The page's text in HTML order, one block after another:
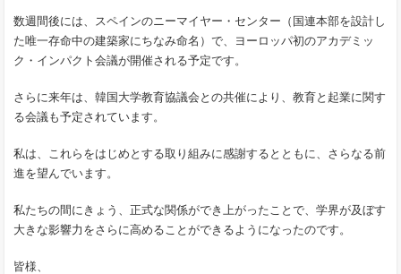
数週間後には、スペインのニーマイヤー・センター（国連本部を設計し
た唯一存命中の建築家にちなみ命名）で、ヨーロッパ初のアカデミッ
ク・インパクト会議が開催される予定です。
さらに来年は、韓国大学教育協議会との共催により、教育と起業に関す
る会議も予定されています。
私は、これらをはじめとする取り組みに感謝するとともに、さらなる前
進を望んでいます。
私たちの間にきょう、正式な関係ができ上がったことで、学界が及ぼす
大きな影響力をさらに高めることができるようになったのです。
皆様、